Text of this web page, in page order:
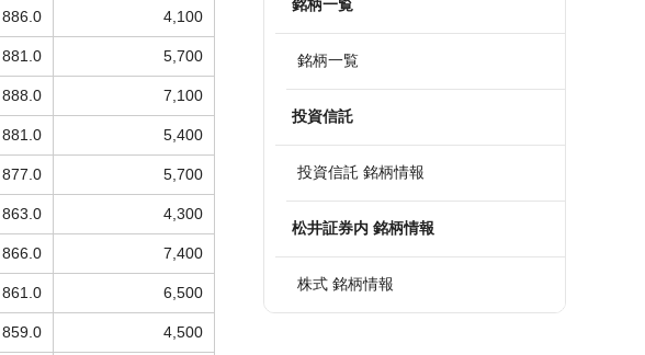
886.0 4,100
881.0 5,700
888.0 7,100
881.0 5,400
877.0 5,700
863.0 4,300
866.0 7,400
861.0 6,500
859.0 4,500
銘柄一覧
銘柄一覧
投資信託
投資信託 銘柄情報
松井証券内 銘柄情報
株式 銘柄情報